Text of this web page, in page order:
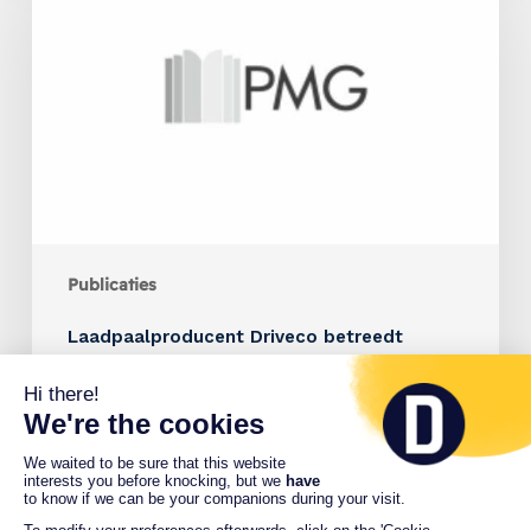
Publicaties
Laadpaalproducent Driveco betreedt